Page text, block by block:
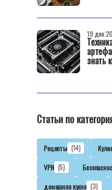
знать
19 дек
Статьи по
Рецепты (14)
VPN (5)
домашняя кухня (3)